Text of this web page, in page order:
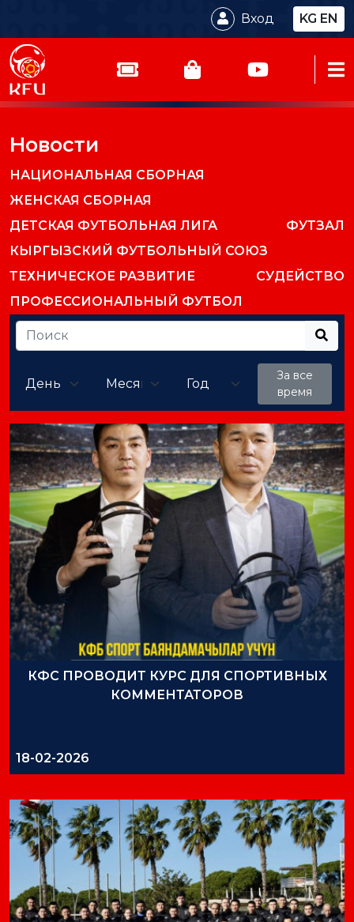
Вход KG EN
Новости
НАЦИОНАЛЬНАЯ СБОРНАЯ
ЖЕНСКАЯ СБОРНАЯ
ДЕТСКАЯ ФУТБОЛЬНАЯ ЛИГА
ФУТЗАЛ
КЫРГЫЗСКИЙ ФУТБОЛЬНЫЙ СОЮЗ
ТЕХНИЧЕСКОЕ РАЗВИТИЕ
СУДЕЙСТВО
ПРОФЕССИОНАЛЬНЫЙ ФУТБОЛ
За все
время
КФС ПРОВОДИТ КУРС ДЛЯ СПОРТИВНЫХ
КОММЕНТАТОРОВ
18-02-2026